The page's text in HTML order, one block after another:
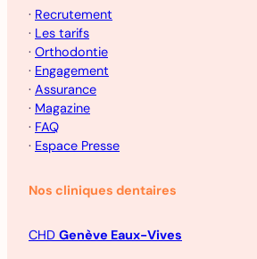
· Recrutement
· Les tarifs
· Orthodontie
· Engagement
· Assurance
· Magazine
· FAQ
· Espace Presse
Nos cliniques dentaires
CHD Genève Eaux-Vives